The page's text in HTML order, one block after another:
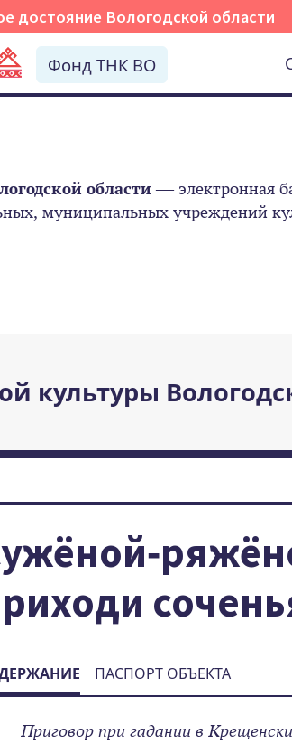
достояние Вологодской области
Фонд ТНК ВО
области— электронная
муниципальных учреждений
культуры
ПАСПОРТ ОБЪЕКТА
Приговор при гадании в